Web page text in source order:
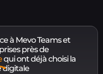
à Mevo Teams et
près de
qui ont déjà choisi la